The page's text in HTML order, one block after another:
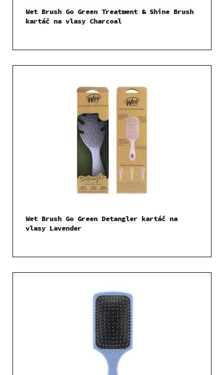
Wet Brush Go Green Treatment & Shine Brush
kartáč na vlasy Charcoal
Wet Brush Go Green Detangler kartáč na
vlasy Lavender